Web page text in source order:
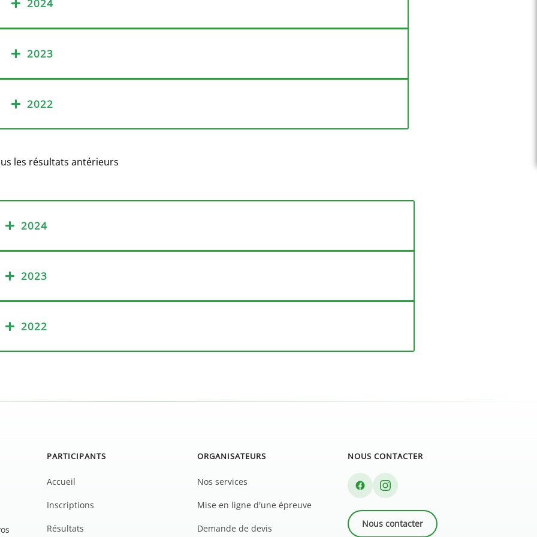
2024
2023
2022
les résultats antérieurs
2024
2023
2022
PARTICIPANTS
Accueil
Inscriptions
Résultats
ORGANISATEURS
Nos services
Mise en ligne d'une épreuve
Demande de devis
NOUS CONTACTER
Nous contacter